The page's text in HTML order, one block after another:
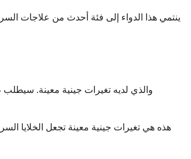
ينتمي هذا الدواء إلى فئة أحدث من علاجات